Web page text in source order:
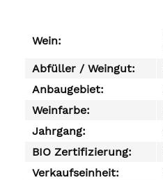
Wein:
Abfüller / Weingut:
Anbaugebiet:
Weinfarbe:
Jahrgang:
BIO Zertifizierung:
Verkaufseinheit: